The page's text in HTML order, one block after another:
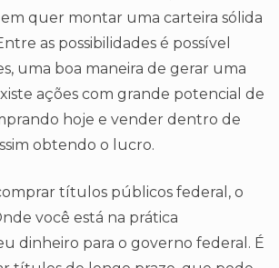
quer montar uma carteira sólida
as possibilidades é possível
uma boa maneira de gerar uma
ações com grande potencial de
hoje e vender dentro de
obtendo o lucro.
títulos públicos federal, o
você está na prática
dinheiro para o governo federal. É